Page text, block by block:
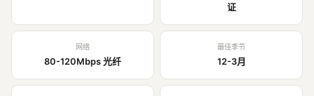
证
网络
80-120Mbps 光纤
最佳季节
12-3月